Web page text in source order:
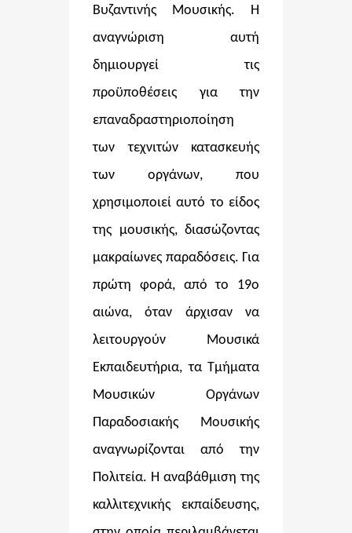
Βυζαντινής Μουσικής. Η
αναγνώριση αυτή
δημιουργεί τις
προϋποθέσεις για την
επαναδραστηριοποίηση
των τεχνιτών κατασκευής
των οργάνων, που
χρησιμοποιεί αυτό το είδος
της μουσικής, διασώζοντας
μακραίωνες παραδόσεις. Για
πρώτη φορά, από το 19ο
αιώνα, όταν άρχισαν να
λειτουργούν Μουσικά
Εκπαιδευτήρια, τα Τμήματα
Μουσικών Οργάνων
Παραδοσιακής Μουσικής
αναγνωρίζονται από την
Πολιτεία. Η αναβάθμιση της
καλλιτεχνικής εκπαίδευσης,